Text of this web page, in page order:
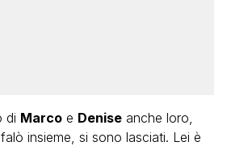
di Marco e Denise anche loro,
insieme, si sono lasciati. Lei è